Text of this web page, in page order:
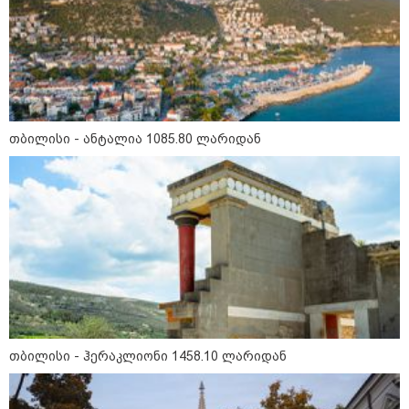
თბილისი - ანტალია 1085.80
ლარიდან
თბილისი - ჰერაკლიონი 1458.10
ლარიდან
თბილისი - ბუდაპეშტი 1031.80
ლარიდან
თბილისი - რომი 1068.60 ლარიდან
თბილისი - ანტალია 1085.80 ლარიდან
თბილისი - ჰერაკლიონი 1458.10 ლარიდან